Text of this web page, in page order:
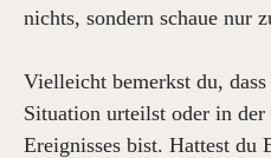
nichts, sondern schaue nur
Vielleicht bemerkst du,
Situation urteilst oder in
Ereignisses bist. Hattest du